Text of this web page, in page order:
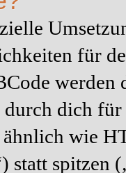
für
dich
wie
statt spitzen